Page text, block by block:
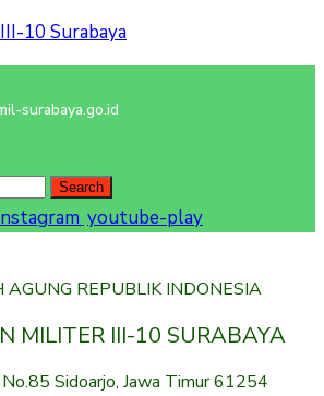
10 Surabaya
surabaya.go.id
youtube-play
REPUBLIK INDONESIA
MILITER III-10 SURABAYA
No.85 Sidoarjo, Jawa Timur 61254